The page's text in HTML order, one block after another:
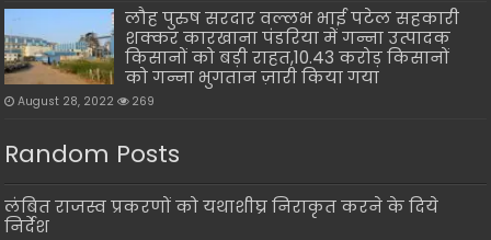
लौह पुरुष सरदार वल्लभ भाई पटेल सहकारी
शक्कर कारखाना पंडरिया में गन्ना उत्पादक
किसानों को बड़ी राहत,10.43 करोड़ किसानों
को गन्ना भुगतान ज़ारी किया गया
August 28, 2022 269
Random Posts
लंबित राजस्व प्रकरणों को यथाशीघ्र निराकृत करने के दिये
निर्देश